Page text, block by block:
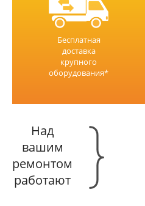
Бесплатная
доставка
крупного
оборудования*
Над
вашим
ремонтом
работают